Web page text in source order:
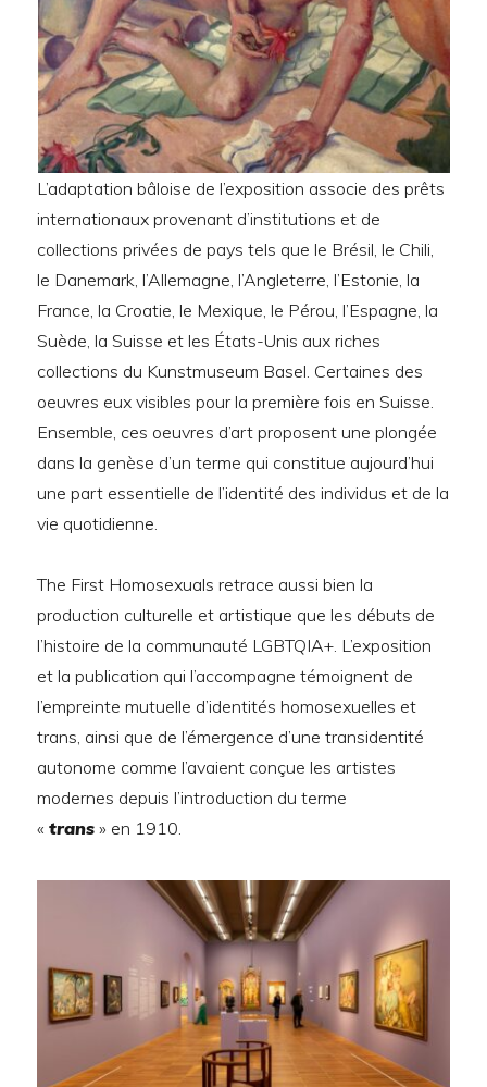
L’adaptation bâloise de l’exposition associe des prêts
internationaux provenant d’institutions et de
collections privées de pays tels que le Brésil, le Chili,
le Danemark, l’Allemagne, l’Angleterre, l’Estonie, la
France, la Croatie, le Mexique, le Pérou, l’Espagne, la
Suède, la Suisse et les États-Unis aux riches
collections du Kunstmuseum Basel. Certaines des
oeuvres eux visibles pour la première fois en Suisse.
Ensemble, ces oeuvres d’art proposent une plongée
dans la genèse d’un terme qui constitue aujourd’hui
une part essentielle de l’identité des individus et de la
vie quotidienne.
The First Homosexuals retrace aussi bien la
production culturelle et artistique que les débuts de
l’histoire de la communauté LGBTQIA+. L’exposition
et la publication qui l’accompagne témoignent de
l’empreinte mutuelle d’identités homosexuelles et
trans, ainsi que de l’émergence d’une transidentité
autonome comme l’avaient conçue les artistes
modernes depuis l’introduction du terme
«trans » en 1910.